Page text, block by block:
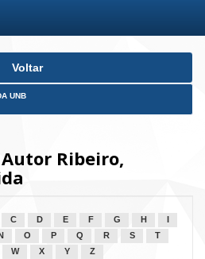
Voltar
UNB
Ribeiro,
C D E F G H
N O P Q R S
T
W X Y Z